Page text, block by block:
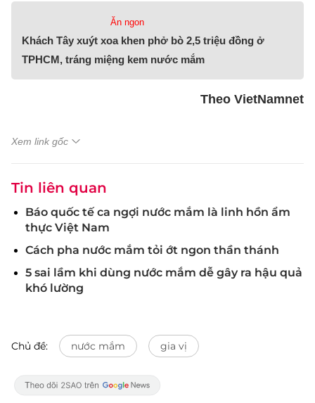
Ăn ngon
Khách Tây xuýt xoa khen phở bò 2,5 triệu đồng ở
TPHCM, tráng miệng kem nước mắm
Theo VietNamnet
Xem link gốc
Tin liên quan
Báo quốc tế ca ngợi nước mắm là linh hồn ẩm
thực Việt Nam
Cách pha nước mắm tỏi ớt ngon thần thánh
5 sai lầm khi dùng nước mắm dễ gây ra hậu quả
khó lường
Chủ đề: nước mắm gia vị